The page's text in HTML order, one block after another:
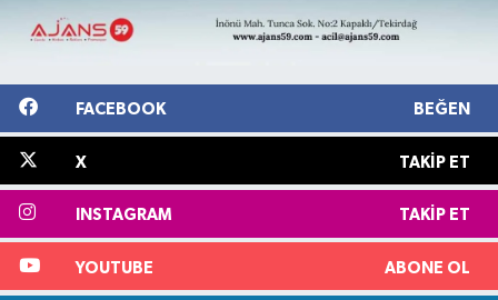
FACEBOOK BEĞEN
X TAKIP ET
INSTAGRAM TAKIP ET
YOUTUBE ABONE OL